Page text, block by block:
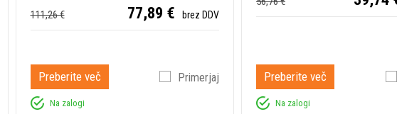
111,26 € 77,89 € brez DDV
Preberite več Primerjaj
Na zalogi
Preberite več
Na zalogi